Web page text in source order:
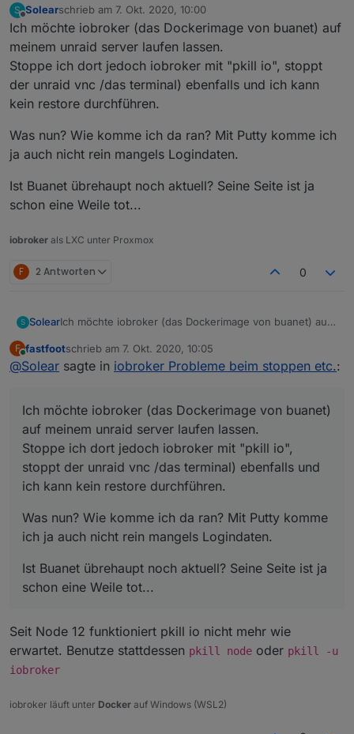
S
Offline
Solearschrieb am 7. Okt. 2020, 10:00
zuletzt editiert von
Ich möchte iobroker (das Dockerimage von buanet) auf
meinem unraid server laufen lassen.
Stoppe ich dort jedoch iobroker mit "pkill io", stoppt
der unraid vnc /das terminal) ebenfalls und ich kann
kein restore durchführen.
Was nun? Wie komme ich da ran? Mit Putty komme ich
ja auch nicht rein mangels Logindaten.
Ist Buanet übrehaupt noch aktuell? Seine Seite ist ja
schon eine Weile tot...
iobroker als LXC unter Proxmox
F 2 Antworten 0
S SolearIch möchte iobroker (das Dockerimage von buanet) auf
Stoppe ich dort jedoch iobroker mit "pkill io", stoppt der
unraid vnc /das terminal) ebenfalls und ich kann kein
Was nun? Wie komme ich da ran? Mit Putty komme ich
ja auch nicht rein mangels Logindaten.
F
Online
fastfootschrieb am 7. Okt. 2020, 10:05
zuletzt editiert von
@Solear sagte in iobroker Probleme beim stoppen etc.:
Ich möchte iobroker (das Dockerimage von buanet)
auf meinem unraid server laufen lassen.
Stoppe ich dort jedoch iobroker mit "pkill io",
stoppt der unraid vnc /das terminal) ebenfalls und
ich kann kein restore durchführen.
Was nun? Wie komme ich da ran? Mit Putty komme
ich ja auch nicht rein mangels Logindaten.
Ist Buanet übrehaupt noch aktuell? Seine Seite ist ja
schon eine Weile tot...
Seit Node 12 funktioniert pkill io nicht mehr wie
erwartet. Benutze stattdessen pkill node oder pkill -u
iobroker
iobroker läuft unter Docker auf Windows (WSL2)